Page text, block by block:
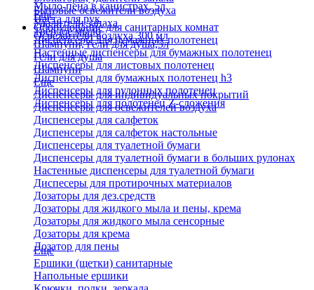
Мыло-пена в канистрах, 5л
Паста для рук
Твердое мыло
Шампуни, гели для душа,5л
Гели для душа
Шампуни
Бытовые освежители воздуха
Удалители запаха
Освежители воздуха 300 мл
Еще
Оборудование для санитарных комнат
Диспенсеры для бумажных полотенец
Настенные диспенсеры для бумажных полотенец
Диспенсеры для листовых полотенец
Диспенсеры для бумажных полотенец h3
Диспенсеры для рулонных полотенец
Диспенсеры для полотенец Z-сложения
Еще
Диспенсеры для индивидуальных покрытий
Диспенсеры для освежителей воздуха
Диспенсеры для салфеток
Диспенсеры для салфеток настольные
Диспенсеры для туалетной бумаги
Диспенсеры для туалетной бумаги в больших рулонах
Настенные диспенсеры для туалетной бумаги
Диспесеры для протирочных материалов
Дозаторы для дез.средств
Дозаторы для жидкого мыла и пены, крема
Дозаторы для жидкого мыла сенсорные
Дозаторы для крема
Дозатор для пены
Еще
Ершики (щетки) санитарные
Напольные ершики